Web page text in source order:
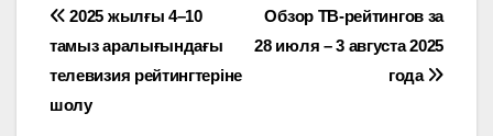
Навигация
по
записям
Обзор ТВ-рейтингов за
28 июля – 3 августа 2025
года
2025 жылғы 4–10
тамыз аралығындағы
телевизия рейтингтеріне
шолу